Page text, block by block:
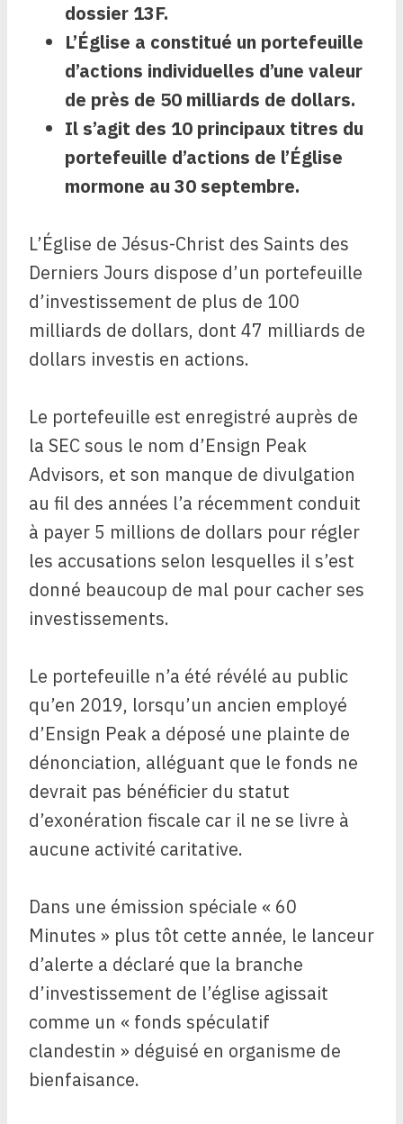
dossier 13F.
L’Église a constitué un portefeuille
d’actions individuelles d’une valeur
de près de 50 milliards de dollars.
Il s’agit des 10 principaux titres du
portefeuille d’actions de l’Église
mormone au 30 septembre.
L’Église de Jésus-Christ des Saints des
Derniers Jours dispose d’un portefeuille
d’investissement de plus de 100
milliards de dollars, dont 47 milliards de
dollars investis en actions.
Le portefeuille est enregistré auprès de
la SEC sous le nom d’Ensign Peak
Advisors, et son manque de divulgation
au fil des années l’a récemment conduit
à payer 5 millions de dollars pour régler
les accusations selon lesquelles il s’est
donné beaucoup de mal pour cacher ses
investissements.
Le portefeuille n’a été révélé au public
qu’en 2019, lorsqu’un ancien employé
d’Ensign Peak a déposé une plainte de
dénonciation, alléguant que le fonds ne
devrait pas bénéficier du statut
d’exonération fiscale car il ne se livre à
aucune activité caritative.
Dans une émission spéciale « 60
Minutes » plus tôt cette année, le lanceur
d’alerte a déclaré que la branche
d’investissement de l’église agissait
comme un « fonds spéculatif
clandestin » déguisé en organisme de
bienfaisance.